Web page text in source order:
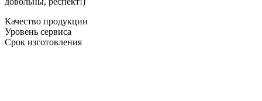
Качество продукции
Уровень сервиса
Срок изготовления